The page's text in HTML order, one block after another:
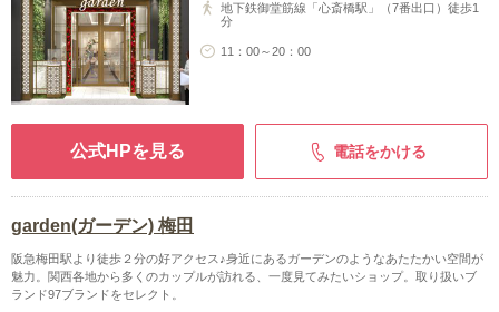
地下鉄御堂筋線「心斎橋駅」（7番出口）徒歩1
分
11：00～20：00
公式HPを見る 電話をかける
garden(ガーデン) 梅田
阪急梅田駅より徒歩２分の好アクセス♪身近にあるガーデンのようなあたたかい空間が
魅力。関西各地から多くのカップルが訪れる、一度見てみたいショップ。取り扱いブ
ランド97ブランドをセレクト。